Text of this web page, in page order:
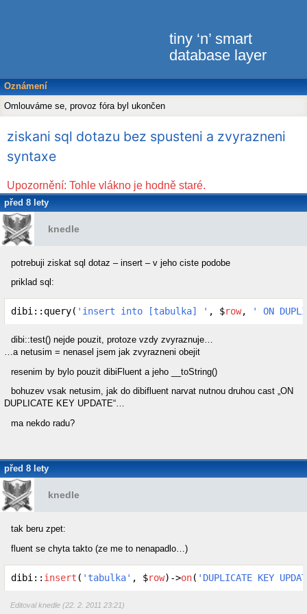
tiny ‘n’ smart
database layer
Oznámení
Omlouváme se, provoz fóra byl ukončen
ziskani sql dotazu bez spusteni a zvyrazneni
syntaxe
Upozornění: Tohle vlákno je hodně staré.
před 8 lety
knedle
potrebuji ziskat sql dotaz – insert – v jeho ciste podobe
priklad sql:
dibi::query( 'insert into [tabulka] ' , $row, ' ON
dibi::test() nejde pouzit, protoze vzdy zvyraznuje…
…a netusim = nenasel jsem jak zvyrazneni obejit
resenim by bylo pouzit dibiFluent a jeho __toString()
bohuzev vsak netusim, jak do dibifluent narvat nutnou druhou cast „ON
DUPLICATE KEY UPDATE“…
ma nekdo radu?
před 8 lety
knedle
tak beru zpet:
fluent se chyta takto (ze me to nenapadlo…)
dibi:: insert ( 'tabulka' , $row)->on( 'DUPLICATE KEY
Editoval knedle (22. 2. 2011 23:21)